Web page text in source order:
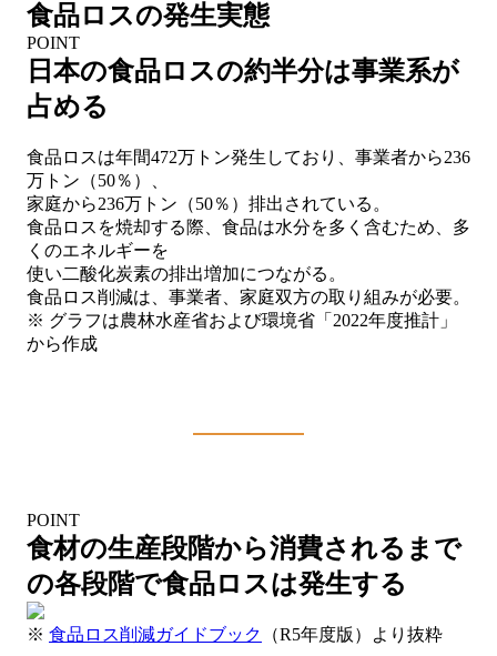
食品ロスの発生実態
POINT
日本の食品ロスの約半分は事業系が
占める
食品ロスは年間472万トン発生しており、事業者から236
万トン（50％）、
家庭から236万トン（50％）排出されている。
食品ロスを焼却する際、食品は水分を多く含むため、多
くのエネルギーを
使い二酸化炭素の排出増加につながる。
食品ロス削減は、事業者、家庭双方の取り組みが必要。
※ グラフは農林水産省および環境省「2022年度推計」
から作成
POINT
食材の生産段階から消費されるまで
の各段階で食品ロスは発生する
※ 食品ロス削減ガイドブック （R5年度版）より抜粋